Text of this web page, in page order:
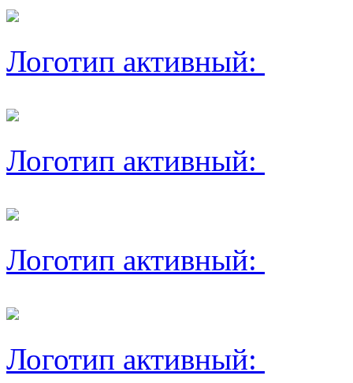
Логотип активный:
Логотип активный:
Логотип активный:
Логотип активный: